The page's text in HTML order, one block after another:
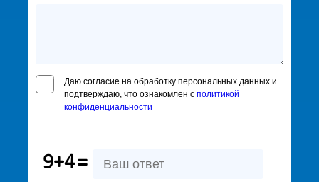
Даю согласие на обработку персональных данных и
подтверждаю, что ознакомлен с политикой
конфиденциальности
9+4=